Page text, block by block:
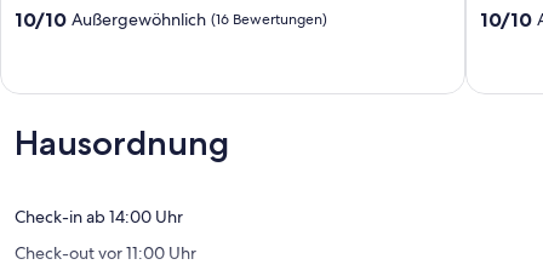
for
10.0
10/10 Außergewöhnlich (16 Bewertungen)
10.0
10/10
Hausordnung
Check-in ab 14:00 Uhr
Check-out vor 11:00 Uhr